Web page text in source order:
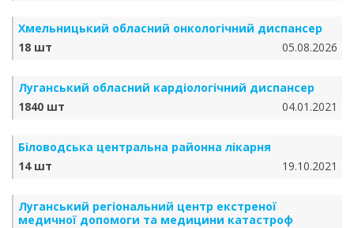
Хмельницький обласний онкологічний диспансер
18 шт
05.08.2026
Луганський обласний кардіологічний диспансер
1840 шт
04.01.2021
Біловодська центральна районна лікарня
14 шт
19.10.2021
Луганський регіональний центр екстреної
медичної допомоги та медицини катастроф